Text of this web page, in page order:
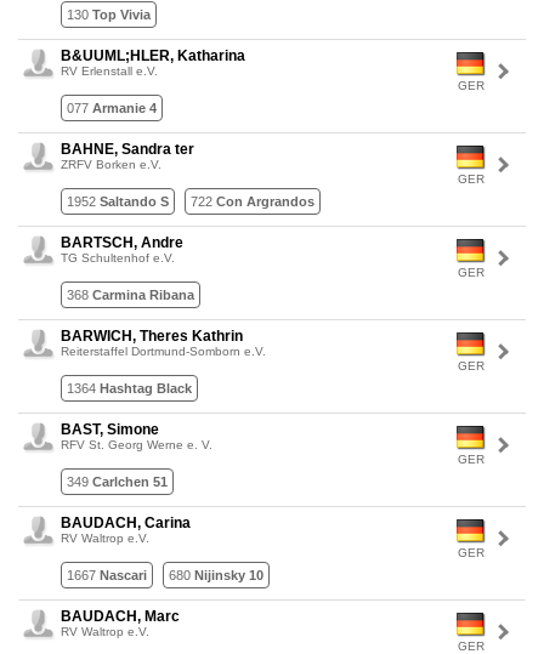
130 Top Vivia
GER
B&UUML;HLER, Katharina
RV Erlenstall e.V.
077 Armanie 4
GER
BAHNE, Sandra ter
ZRFV Borken e.V.
1952 Saltando S 722 Con Argrandos
GER
BARTSCH, Andre
TG Schultenhof e.V.
368 Carmina Ribana
GER
BARWICH, Theres Kathrin
Reiterstaffel Dortmund-Somborn e.V.
1364 Hashtag Black
GER
BAST, Simone
RFV St. Georg Werne e. V.
349 Carlchen 51
GER
BAUDACH, Carina
RV Waltrop e.V.
1667 Nascari 680 Nijinsky 10
GER
BAUDACH, Marc
RV Waltrop e.V.